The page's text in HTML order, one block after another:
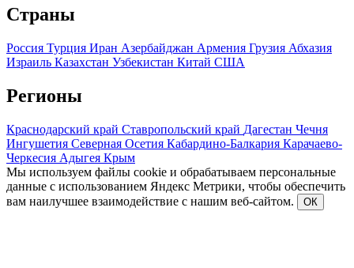
Страны
Россия Турция Иран Азербайджан Армения Грузия Абхазия
Израиль Казахстан Узбекистан Китай США
Регионы
Краснодарский край Ставропольский край Дагестан Чечня
Ингушетия Северная Осетия Кабардино-Балкария Карачаево-
Черкесия Адыгея Крым
Мы используем файлы cookie и обрабатываем персональные
данные с использованием Яндекс Метрики, чтобы обеспечить
вам наилучшее взаимодействие с нашим веб-сайтом.
ОК